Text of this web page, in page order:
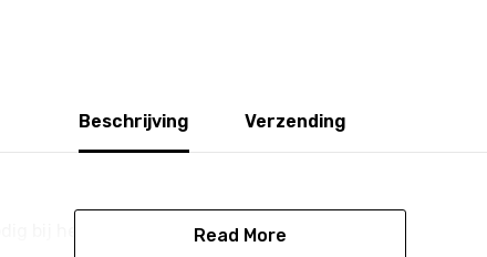
Beschrijving Verzending
bij het samenstellen? Laat het ons weten.
Read More